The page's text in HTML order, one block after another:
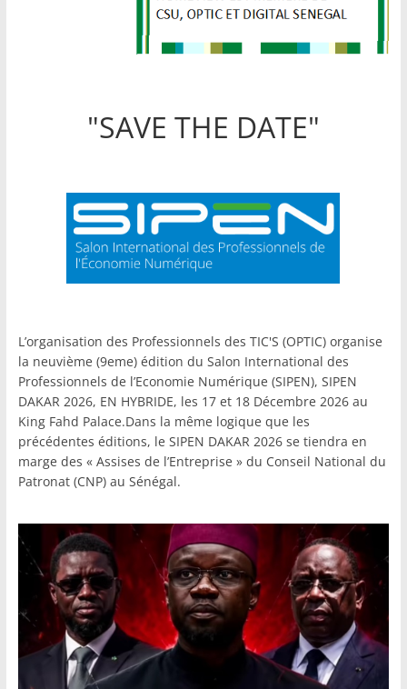
"SAVE THE DATE"
L’organisation des Professionnels des TIC'S (OPTIC) organise
la neuvième (9eme) édition du Salon International des
Professionnels de l’Economie Numérique (SIPEN), SIPEN
DAKAR 2026, EN HYBRIDE, les 17 et 18 Décembre 2026 au
King Fahd Palace.Dans la même logique que les
précédentes éditions, le SIPEN DAKAR 2026 se tiendra en
marge des « Assises de l’Entreprise » du Conseil National du
Patronat (CNP) au Sénégal.